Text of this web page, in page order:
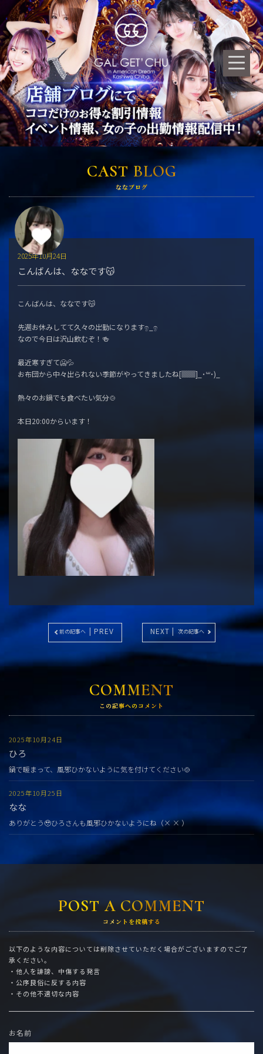
CAST BLOG
ななブログ
こんばんは、ななです😽
2025年10月24日
こんばんは、ななです😽
先週お休みしてて久々の出勤になりますඉ_ඉ
なので今日は沢山飲むぞ！🍻
最近寒すぎて🥶💦
お布団から中々出られない季節がやってきましたね[▓▓]_˙꒳˙)_
熱々のお鍋でも食べたい気分🍲
本日20:00からいます！
前の記事へ | PREV NEXT | 次の記事へ
COMMENT
この記事へのコメント
2025年10月24日
ひろ
鍋で暖まって、風邪ひかないように気を付けてください🍲
2025年10月25日
なな
ありがとう🥹ひろさんも風邪ひかないようにね（× × ）
POST A COMMENT
コメントを投稿する
以下のような内容については削除させていただく場合がございますのでご了
承ください。
・他人を誹謗、中傷する発言
・公序良俗に反する内容
・その他不適切な内容
お名前